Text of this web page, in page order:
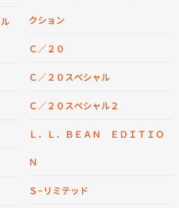
クション
Ｃ／２０
Ｃ／２０スペシャル
Ｃ／２０スペシャル２
Ｌ．Ｌ．ＢＥＡＮ ＥＤＩＴＩＯ
Ｎ
Ｓ−リミテッド